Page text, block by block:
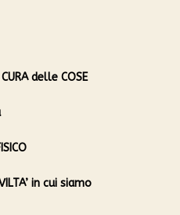
delle COSE
in cui siamo